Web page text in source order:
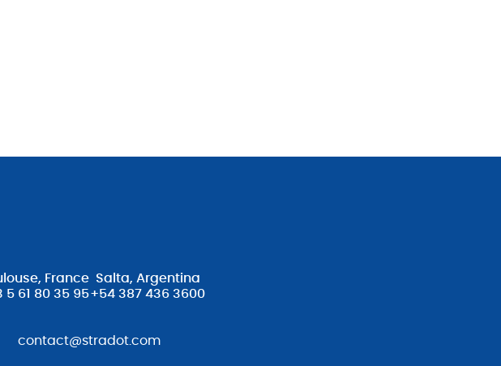
France
5 61 80 35 95
Salta, Argentina
+54 387 436 3600
contact@stradot.com